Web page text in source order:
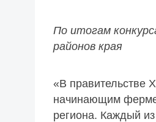
По итогам
районов края
«В правительстве
начинающим
региона. Каждый